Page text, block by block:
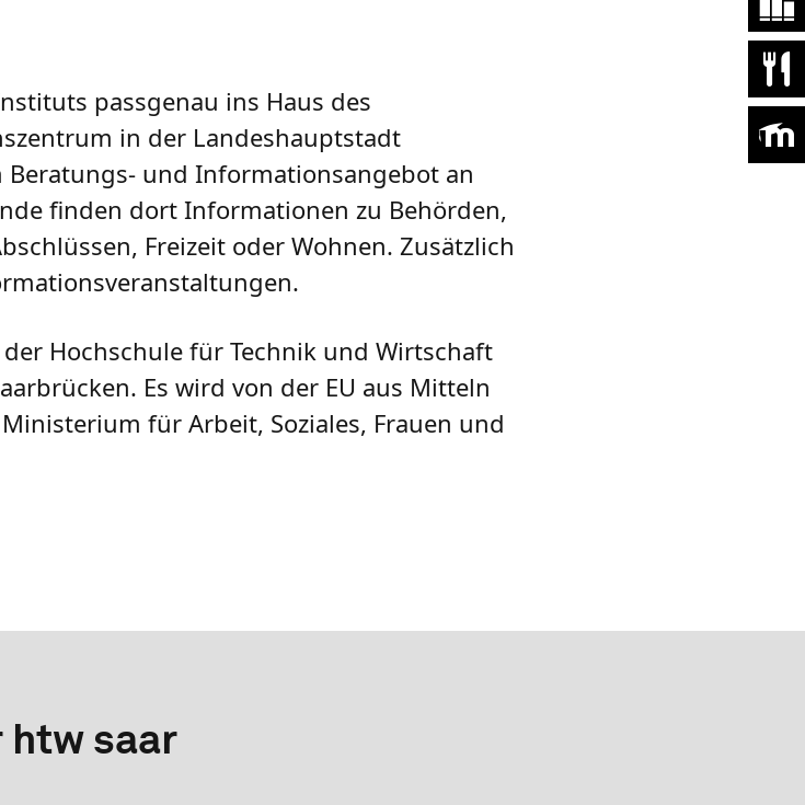
passgenau ins Haus des
in der Landeshauptstadt
und Informationsangebot an
finden dort Informationen zu Behörden,
Freizeit oder Wohnen. Zusätzlich
Hochschule für Technik und Wirtschaft
Es wird von der EU aus Mitteln
für Arbeit, Soziales, Frauen und
htw saar